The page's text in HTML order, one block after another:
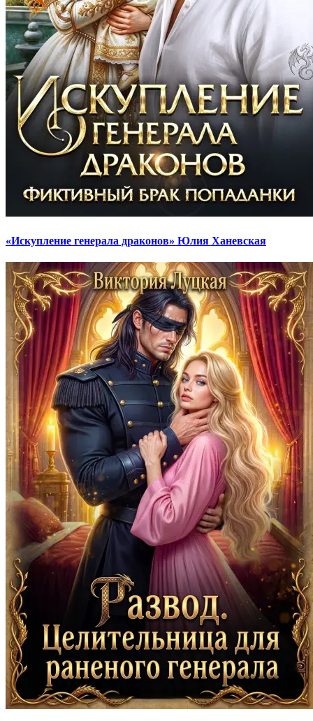
«Искупление генерала драконов» Юлия Ханевская